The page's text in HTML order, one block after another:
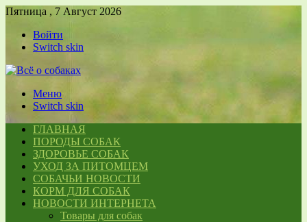
Пятница , 7 Август 2026
Войти
Switch skin
Меню
Switch skin
ГЛАВНАЯ
ПОРОДЫ СОБАК
ЗДОРОВЬЕ СОБАК
УХОД ЗА ПИТОМЦЕМ
СОБАЧЬИ НОВОСТИ
КОРМ ДЛЯ СОБАК
НОВОСТИ ИНТЕРНЕТА
Товары для собак